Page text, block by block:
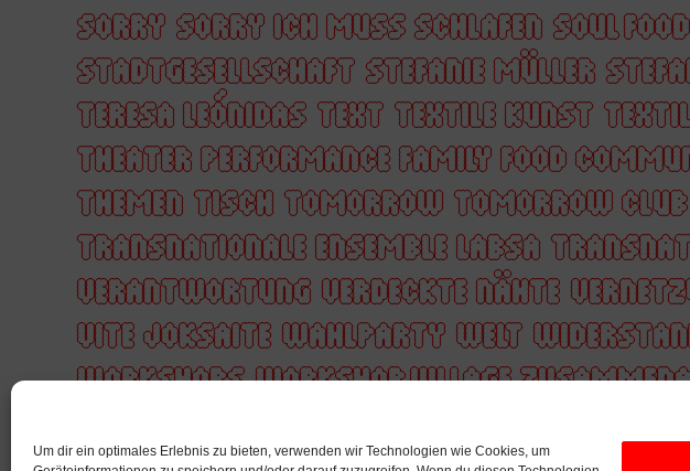
Um dir ein optimales Erlebnis zu bieten, verwenden wir Technologien wie Cookies, um
SORRY SORRY ICH MUSS SCHLAFEN SOUL FOOD
STADTGESELLSCHAFT STEFANIE MÜLLER
TERESA LEÓNIDAS TEXT TEXTILE KUNST
THEATER PERFORMANCE FAMILY FOOD
THEMEN TISCH TOMORROW TOMORROW
TRANSNATIONALE ENSEMBLE LABSA
VERANTWORTUNG VERDECKTE NÄHTE
VITE JOKSAITE WAHLPARTY WELT
WORKSHOPS WORKSHOP VILLAGE
ZUSAMMENARBEIT ZÄRTLICHKEIT